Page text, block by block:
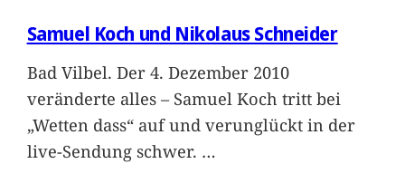
Samuel Koch und Nikolaus Schneider
Bad Vilbel. Der 4. Dezember 2010
veränderte alles – Samuel Koch tritt bei
„Wetten dass“ auf und verunglückt in der
live-Sendung schwer. …